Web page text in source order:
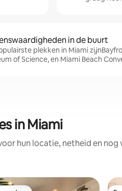
in de buurt
plekken in Miami
of Science, en Miami Beach
in Miami
hun locatie, netheid en nog